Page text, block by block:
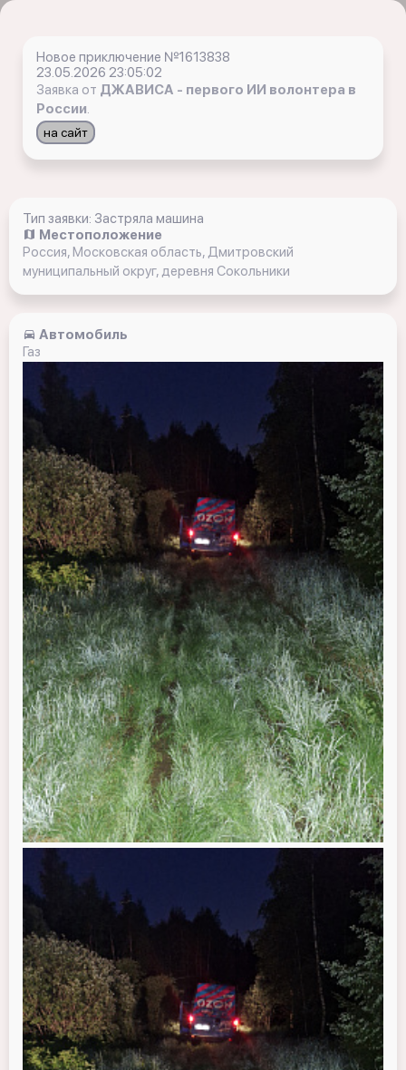
Новое приключение №1613838
23.05.2026 23:05:02
Заявка от ДЖАВИСА - первого ИИ волонтера в
России.
на сайт
Тип заявки: Застряла машина
Местоположение
Россия, Московская область, Дмитровский
муниципальный округ, деревня Сокольники
Автомобиль
Газ